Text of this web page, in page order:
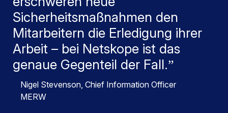
Sicherheitsmaßnahmen den
Mitarbeitern die Erledigung ihrer
Arbeit – bei Netskope ist das
genaue Gegenteil der Fall.
Nigel Stevenson , Chief Information Officer
MERW